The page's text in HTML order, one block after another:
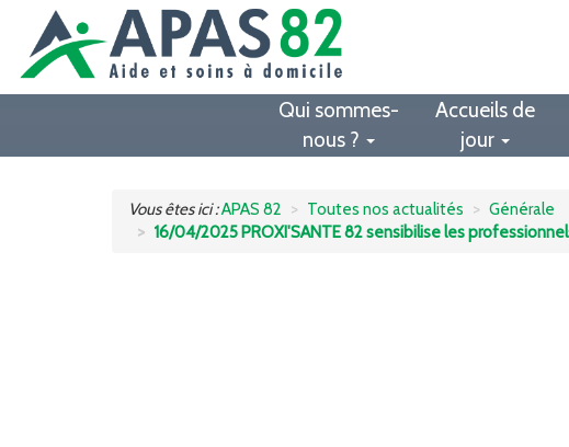
Qui sommes-
nous ?
Accueils de
jour
Vous êtes ici :APAS 82 Toutes nos actualités
Générale
16/04/2025 PROXI'SANTE 82 sensibilise les